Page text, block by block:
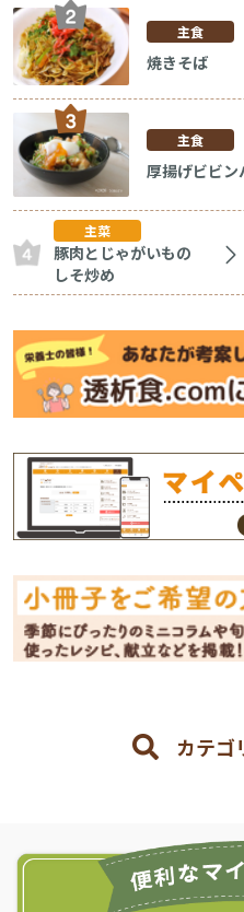
主食
焼きそば
主食
厚揚げビビン
主菜
豚肉とじゃがいもの
しそ炒め
カテゴ